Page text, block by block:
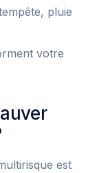
pluie
votre
est